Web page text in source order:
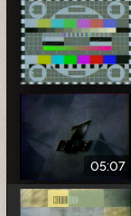
05:07